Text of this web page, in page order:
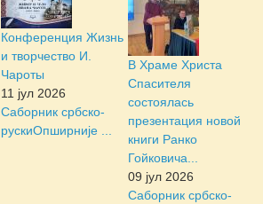
Конференция Жизнь
и творчество И.
Чароты
11 јул 2026
Саборник србско-
рускиОпширније ...
В Храме Христа
Спасителя
состоялась
презентация новой
книги Ранко
Гойковича...
09 јул 2026
Саборник србско-